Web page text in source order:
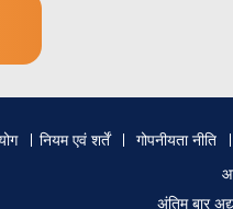
नियम एवं शर्तें
गोपनीयता नीति
अंतिम बार